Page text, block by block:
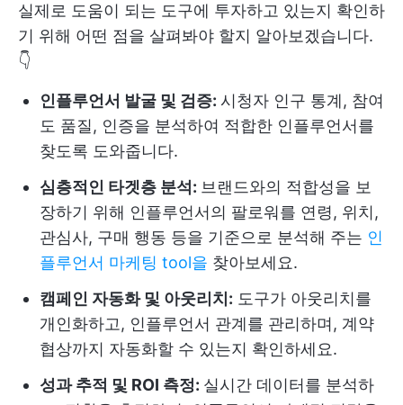
실제로 도움이 되는 도구에 투자하고 있는지 확인하
기 위해 어떤 점을 살펴봐야 할지 알아보겠습니다.
👇
인플루언서 발굴 및 검증: 시청자 인구 통계, 참여
도 품질, 인증을 분석하여 적합한 인플루언서를
찾도록 도와줍니다.
심층적인 타겟층 분석: 브랜드와의 적합성을 보
장하기 위해 인플루언서의 팔로워를 연령, 위치,
관심사, 구매 행동 등을 기준으로 분석해 주는 인
플루언서 마케팅 tool을 찾아보세요.
캠페인 자동화 및 아웃리치: 도구가 아웃리치를
개인화하고, 인플루언서 관계를 관리하며, 계약
협상까지 자동화할 수 있는지 확인하세요.
성과 추적 및 ROI 측정: 실시간 데이터를 분석하